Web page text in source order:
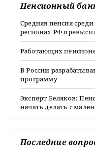
Пенсионный
Средняя пенсия
регионах РФ
Работающих
В России
программу
Эксперт Беляков:
начать делать с
Последние